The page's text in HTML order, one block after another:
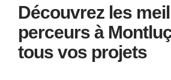
Découvrez les
perceurs à
tous vos projets